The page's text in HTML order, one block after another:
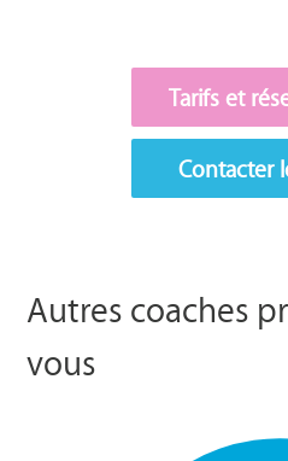
Tarifs et
Contacter
Autres coaches
vous